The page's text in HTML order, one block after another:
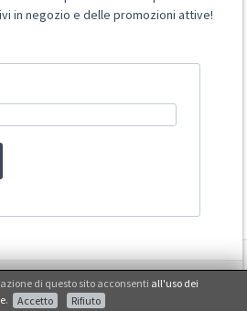
2026 -Info privacy
in negozio e delle promozioni attive!
Non mi interessa
di questo sito acconsenti all'uso dei
. Accetto Rifiuto